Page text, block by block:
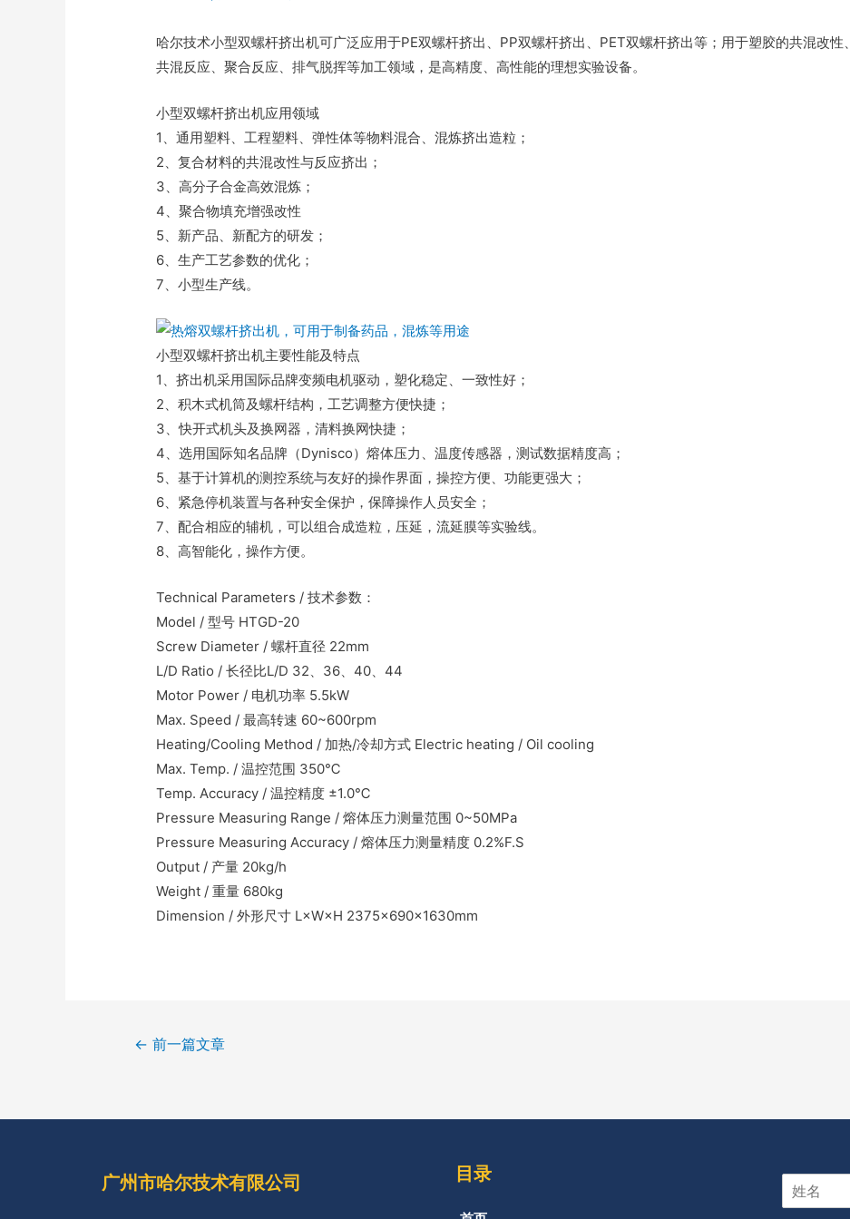
哈尔技术小型双螺杆挤出机可广泛应用于PE双螺杆挤出、PP双螺杆挤出、PET双螺杆挤出等；用于塑胶的共混改性
共混反应、聚合反应、排气脱挥等加工领域，是高精度、高性能的理想实验设备。
小型双螺杆挤出机应用领域
1、通用塑料、工程塑料、弹性体等物料混合、混炼挤出造粒；
2、复合材料的共混改性与反应挤出；
3、高分子合金高效混炼；
4、聚合物填充增强改性
5、新产品、新配方的研发；
6、生产工艺参数的优化；
7、小型生产线。
小型双螺杆挤出机主要性能及特点
1、挤出机采用国际品牌变频电机驱动，塑化稳定、一致性好；
2、积木式机筒及螺杆结构，工艺调整方便快捷；
3、快开式机头及换网器，清料换网快捷；
4、选用国际知名品牌（Dynisco）熔体压力、温度传感器，测试数据精度高；
5、基于计算机的测控系统与友好的操作界面，操控方便、功能更强大；
6、紧急停机装置与各种安全保护，保障操作人员安全；
7、配合相应的辅机，可以组合成造粒，压延，流延膜等实验线。
8、高智能化，操作方便。
Technical Parameters / 技术参数：
Model / 型号 HTGD-20
Screw Diameter / 螺杆直径 22mm
L/D Ratio / 长径比L/D 32、36、40、44
Motor Power / 电机功率 5.5kW
Max. Speed / 最高转速 60~600rpm
Heating/Cooling Method / 加热/冷却方式 Electric heating / Oil cooling
Max. Temp. / 温控范围 350℃
Temp. Accuracy / 温控精度 ±1.0℃
Pressure Measuring Range / 熔体压力测量范围 0~50MPa
Pressure Measuring Accuracy / 熔体压力测量精度 0.2%F.S
Output / 产量 20kg/h
Weight / 重量 680kg
Dimension / 外形尺寸 L×W×H 2375×690×1630mm
← 前一篇文章
广州市哈尔技术有限公司 目录